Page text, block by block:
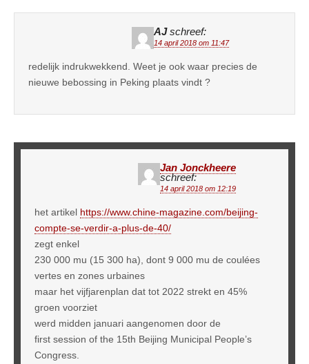
AJ schreef:
14 april 2018 om 11:47
redelijk indrukwekkend. Weet je ook waar precies de
nieuwe bebossing in Peking plaats vindt ?
Jan Jonckheere
schreef:
14 april 2018 om 12:19
het artikel https://www.chine-magazine.com/beijing-
compte-se-verdir-a-plus-de-40/
zegt enkel
230 000 mu (15 300 ha), dont 9 000 mu de coulées
vertes en zones urbaines
maar het vijfjarenplan dat tot 2022 strekt en 45%
groen voorziet
werd midden januari aangenomen door de
first session of the 15th Beijing Municipal People’s
Congress.